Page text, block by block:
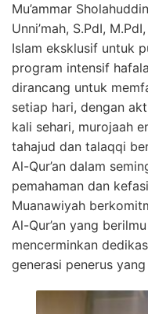
Mu’ammar
Unni’mah, S.PdI,
Islam eksklusif untuk
program intensif
dirancang untuk
setiap hari, dengan
kali sehari, murojaah
tahajud dan talaqqi
Al-Qur’an dalam
pemahaman dan
Muanawiyah
Al-Qur’an yang
mencerminkan
generasi penerus